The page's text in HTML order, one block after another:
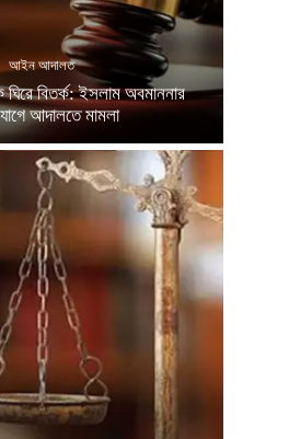
আইন আদালত
বিতর্ক: ইসলাম অবমাননার
আদালতে মামলা